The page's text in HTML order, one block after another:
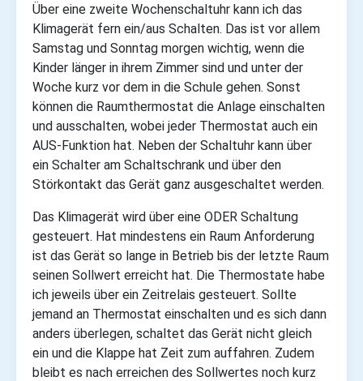
Über eine zweite Wochenschaltuhr kann ich das
Klimagerät fern ein/aus Schalten. Das ist vor allem
Samstag und Sonntag morgen wichtig, wenn die
Kinder länger in ihrem Zimmer sind und unter der
Woche kurz vor dem in die Schule gehen. Sonst
können die Raumthermostat die Anlage einschalten
und ausschalten, wobei jeder Thermostat auch ein
AUS-Funktion hat. Neben der Schaltuhr kann über
ein Schalter am Schaltschrank und über den
Störkontakt das Gerät ganz ausgeschaltet werden.
Das Klimagerät wird über eine ODER Schaltung
gesteuert. Hat mindestens ein Raum Anforderung
ist das Gerät so lange in Betrieb bis der letzte Raum
seinen Sollwert erreicht hat. Die Thermostate habe
ich jeweils über ein Zeitrelais gesteuert. Sollte
jemand an Thermostat einschalten und es sich dann
anders überlegen, schaltet das Gerät nicht gleich
ein und die Klappe hat Zeit zum auffahren. Zudem
bleibt es nach erreichen des Sollwertes noch kurz